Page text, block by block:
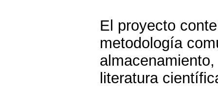
El proyecto
metodología
literatura